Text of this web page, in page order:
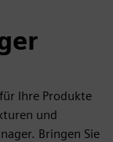
Ihre Produkte
und
Bringen Sie